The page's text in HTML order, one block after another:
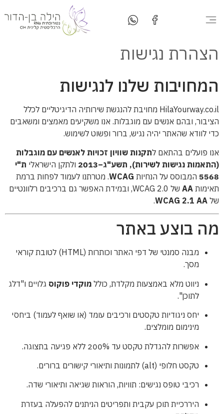
הצהרת נגישות
המחויבות שלנו לנגישות
HilaYourway.co.il מחויבת להנגשת שירותיה הדיגיטליים לכלל
הציבור, ובהם אנשים עם מוגבלות. אנו משקיעים מאמצים ומשאבים
כדי לוודא שהאתר יהיה נגיש, ברור ופשוט לשימוש.
אנו פועלים בהתאם לתקנות שוויון זכויות לאנשים עם מוגבלות
(התאמות נגישות לשירות), תשע"ג–2013
ולתקן הישראלי ת"י
5568 המבוסס על הנחיות WCAG. מטרתנו לעמוד לפחות ברמת
תאימות AA
של WCAG 2.0, ובמידת האפשר גם ברכיבים רלוונטיים
של WCAG 2.1 AA
.
מה בוצע באתר
מבנה סמנטי של דפי האתר וכותרות (HTML) לטובת קוראי
מסך.
ניווט מלא באמצעות מקלדת, כולל מוקדי פוקוס גלויים ו"דלג
לתוכן".
יחס ניגודיות טקסטים ורכיבים עומד (או שואף לעמוד) ביחסי
מינימום מומלצים.
אפשרות להגדלת טקסט עד 200% ללא פגיעה בתצוגה.
טקסט חלופי (alt) לתמונות ותיאורי קישורים ברורים.
רכיבי טופס נגישים: תוויות, הוראות שגיאה ותיאורי שדה.
היררכיית תוכן עקבית ותפריטים הניתנים להפעלה בעזרת